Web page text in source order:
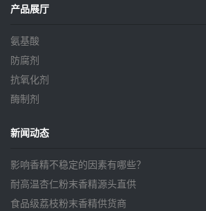
产品展厅
氨基酸
防腐剂
抗氧化剂
酶制剂
新闻动态
影响香精不稳定的因素有哪些？
耐高温杏仁粉末香精源头直供
食品级荔枝粉末香精供货商